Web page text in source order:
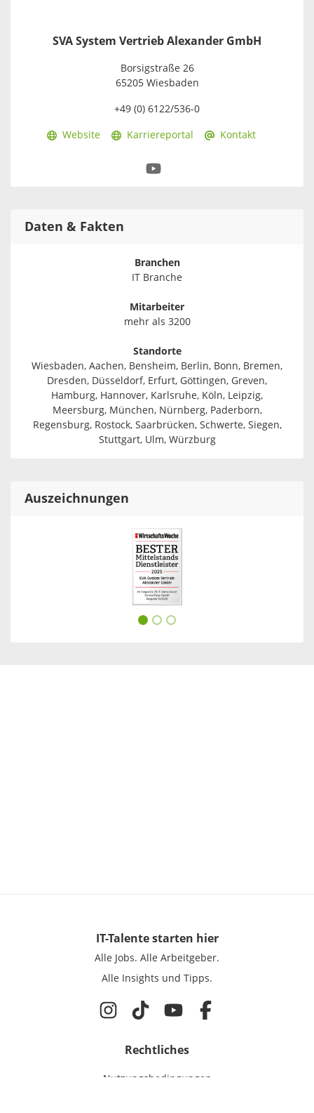
SVA System Vertrieb Alexander GmbH
Borsigstraße 26
65205 Wiesbaden
+49 (0) 6122/536-0
Website Karriereportal Kontakt
Daten & Fakten
Branchen
IT Branche
Mitarbeiter
mehr als 3200
Standorte
Wiesbaden, Aachen, Bensheim, Berlin, Bonn, Bremen,
Dresden, Düsseldorf, Erfurt, Göttingen, Greven,
Hamburg, Hannover, Karlsruhe, Köln, Leipzig,
Meersburg, München, Nürnberg, Paderborn,
Regensburg, Rostock, Saarbrücken, Schwerte, Siegen,
Stuttgart, Ulm, Würzburg
Auszeichnungen
IT-Talentestarten hier
Alle Jobs. Alle Arbeitgeber.
Alle Insights und Tipps.
Rechtliches
Nutzungsbedingungen